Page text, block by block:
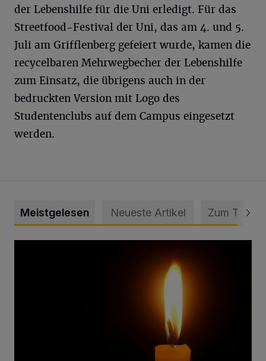
der Lebenshilfe für die Uni erledigt. Für das
Streetfood-Festival der Uni, das am 4. und 5.
Juli am Grifflenberg gefeiert wurde, kamen die
recycelbaren Mehrwegbecher der Lebenshilfe
zum Einsatz, die übrigens auch in der
bedruckten Version mit Logo des
Studentenclubs auf dem Campus eingesetzt
werden.
Meistgelesen Neueste Artikel Zum Thema